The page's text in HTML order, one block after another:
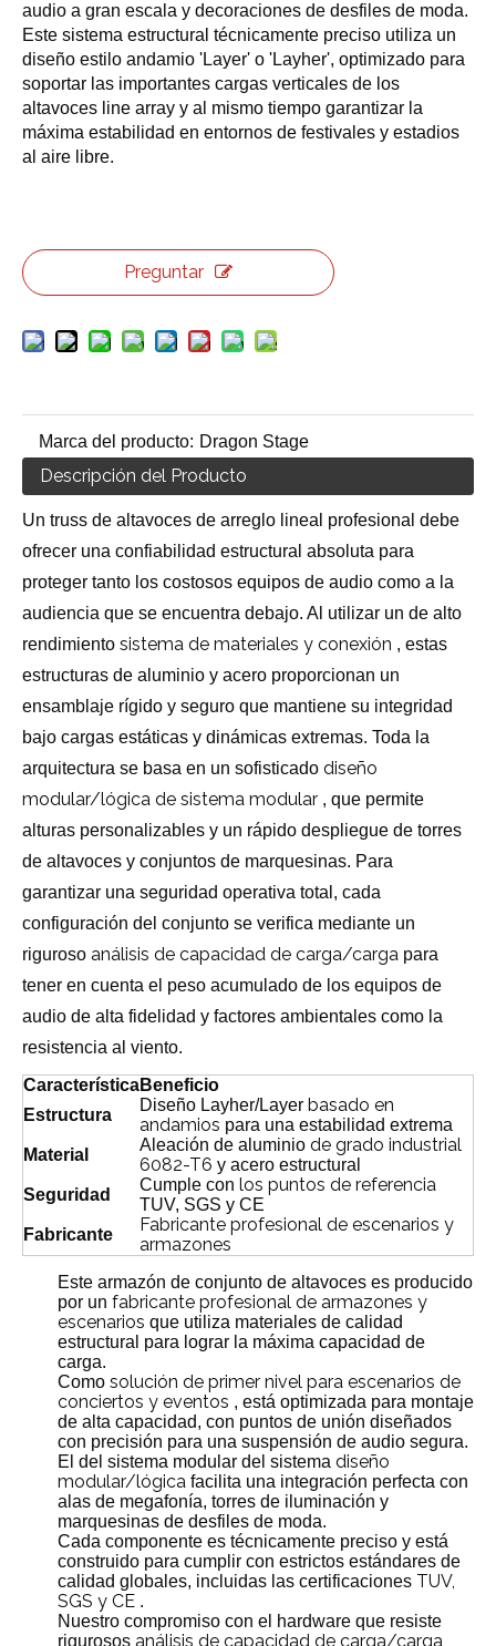
audio a gran escala y decoraciones de desfiles de moda.
Este sistema estructural técnicamente preciso utiliza un
diseño estilo andamio 'Layer' o 'Layher', optimizado para
soportar las importantes cargas verticales de los
altavoces line array y al mismo tiempo garantizar la
máxima estabilidad en entornos de festivales y estadios
al aire libre.
Preguntar
Marca del producto: Dragon Stage
Descripción del Producto
Un truss de altavoces de arreglo lineal profesional debe
ofrecer una confiabilidad estructural absoluta para
proteger tanto los costosos equipos de audio como a la
audiencia que se encuentra debajo. Al utilizar un de alto
rendimiento sistema de materiales y conexión , estas
estructuras de aluminio y acero proporcionan un
ensamblaje rígido y seguro que mantiene su integridad
bajo cargas estáticas y dinámicas extremas. Toda la
arquitectura se basa en un sofisticado diseño
modular/lógica de sistema modular , que permite
alturas personalizables y un rápido despliegue de torres
de altavoces y conjuntos de marquesinas. Para
garantizar una seguridad operativa total, cada
configuración del conjunto se verifica mediante un
riguroso análisis de capacidad de carga/carga para
tener en cuenta el peso acumulado de los equipos de
audio de alta fidelidad y factores ambientales como la
resistencia al viento.
CaracterísticaBeneficio
Estructura
Diseño Layher/Layer basado en
andamios para una estabilidad extrema
Material
Aleación de aluminio de grado industrial
6082-T6 y acero estructural
Seguridad
Cumple con los puntos de referencia
TUV, SGS y CE
Fabricante
Fabricante profesional de escenarios y
armazones
Este armazón de conjunto de altavoces es producido
por un fabricante profesional de armazones y
escenarios que utiliza materiales de calidad
estructural para lograr la máxima capacidad de
carga.
Como solución de primer nivel para escenarios de
conciertos y eventos , está optimizada para montaje
de alta capacidad, con puntos de unión diseñados
con precisión para una suspensión de audio segura.
El del sistema modular del sistema diseño
modular/lógica facilita una integración perfecta con
alas de megafonía, torres de iluminación y
marquesinas de desfiles de moda.
Cada componente es técnicamente preciso y está
construido para cumplir con estrictos estándares de
calidad globales, incluidas las certificaciones TUV,
SGS y CE .
Nuestro compromiso con el hardware que resiste
rigurosos análisis de capacidad de carga/carga